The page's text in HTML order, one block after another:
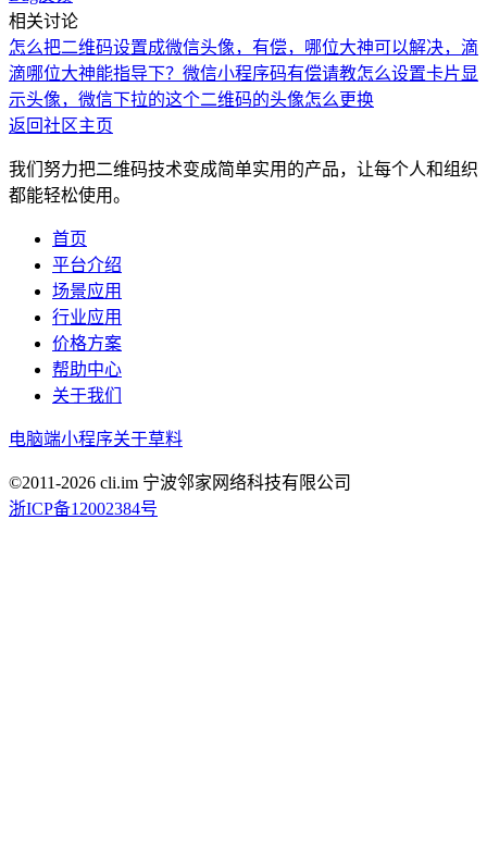
相关讨论
怎么把二维码设置成微信头像，有偿，哪位大神可以解决，滴
滴哪位大神能指导下？ 微信小程序码有偿请教怎么设置卡片显
示头像， 微信下拉的这个二维码的头像怎么更换
返回社区主页
我们努力把二维码技术变成简单实用的产品，让每个人和组织
都能轻松使用。
首页
平台介绍
场景应用
行业应用
价格方案
帮助中心
关于我们
电脑端小程序关于草料
©2011-2026 cli.im 宁波邻家网络科技有限公司
浙ICP备12002384号